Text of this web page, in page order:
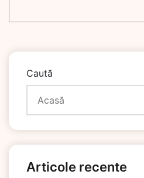
Caută
Articole recente